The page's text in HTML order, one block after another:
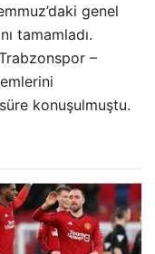
genel
tamamladı.
–
konuşulmuştu.